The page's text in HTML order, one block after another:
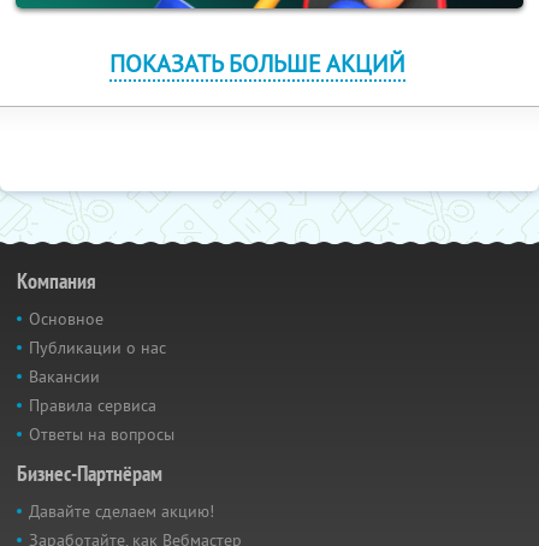
ПОКАЗАТЬ БОЛЬШЕ АКЦИЙ
Компания
Основное
Публикации о нас
Вакансии
Правила сервиса
Ответы на вопросы
Бизнес-Партнёрам
Давайте сделаем акцию!
Заработайте, как Вебмастер